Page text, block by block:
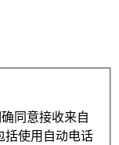
同意接收来自
括使用自动电话